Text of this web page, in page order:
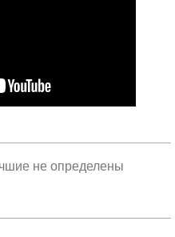
не определены